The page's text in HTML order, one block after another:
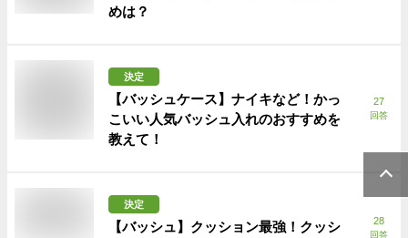
めは？
決定
【バッシュケース】ナイキなど！かっ
こいい人気バッシュ入れのおすすめを
教えて！
27
回答
決定
【バッシュ】クッション最強！クッシ 28
回答